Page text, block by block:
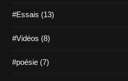
#Essais (13)
#Vidéos (8)
#poésie (7)